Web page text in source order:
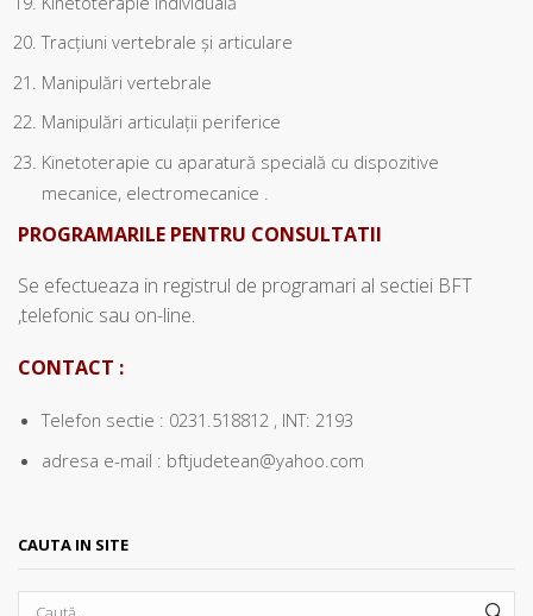
Tracţiuni vertebrale şi articulare
Manipulări vertebrale
Manipulări articulaţii periferice
Kinetoterapie cu aparatură specială cu dispozitive
mecanice, electromecanice .
PROGRAMARILE PENTRU CONSULTATII
Se efectueaza in registrul de programari al sectiei BFT
,telefonic sau on-line.
CONTACT :
Telefon sectie : 0231.518812 , INT: 2193
adresa e-mail : bftjudetean@yahoo.com
CAUTA IN SITE